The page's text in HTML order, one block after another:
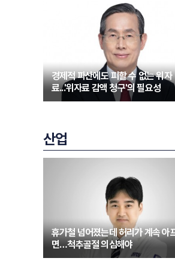
경제적 파산에도 피할 수 없는 위자
료...'위자료 감액 청구'의 필요성
산업
휴가철 넘어졌는데 허리가 계속 아
면…척추골절 의심해야